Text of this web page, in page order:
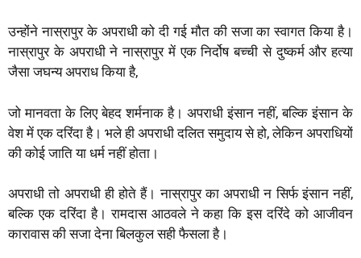
उन्होंने नास्रापुर के अपराधी को दी गई मौत की सजा का स्वागत किया है।
नास्रापुर के अपराधी ने नास्रापुर में एक निर्दोष बच्ची से दुष्कर्म और हत्या
जैसा जघन्य अपराध किया है,
जो मानवता के लिए बेहद शर्मनाक है। अपराधी इंसान नहीं, बल्कि इंसान के
वेश में एक दरिंदा है। भले ही अपराधी दलित समुदाय से हो, लेकिन अपराधियों
की कोई जाति या धर्म नहीं होता।
अपराधी तो अपराधी ही होते हैं। नास्रापुर का अपराधी न सिर्फ इंसान नहीं,
बल्कि एक दरिंदा है। रामदास आठवले ने कहा कि इस दरिंदे को आजीवन
कारावास की सजा देना बिलकुल सही फैसला है।